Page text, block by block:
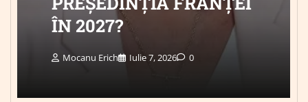
ÎN 2027?
Mocanu Erich Iulie 7, 2026 0